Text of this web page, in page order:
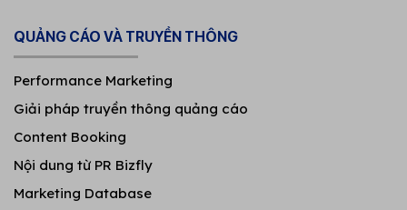
QUẢNG CÁO VÀ TRUYỀN THÔNG
Performance Marketing
Giải pháp truyền thông quảng cáo
Content Booking
Nội dung từ PR Bizfly
Marketing Database